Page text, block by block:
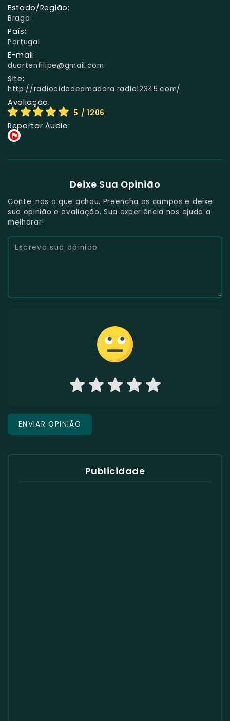
Estado/Região:
Braga
País:
Portugal
E-mail:
duartenfilipe@gmail.com
Site:
http://radiocidadeamadora.radio12345.com/
Avaliação:
5 / 1206
Reportar Áudio:
Deixe Sua Opinião
Conte-nos o que achou. Preencha os campos e deixe
sua opinião e avaliação. Sua experiência nos ajuda a
melhorar!
Publicidade